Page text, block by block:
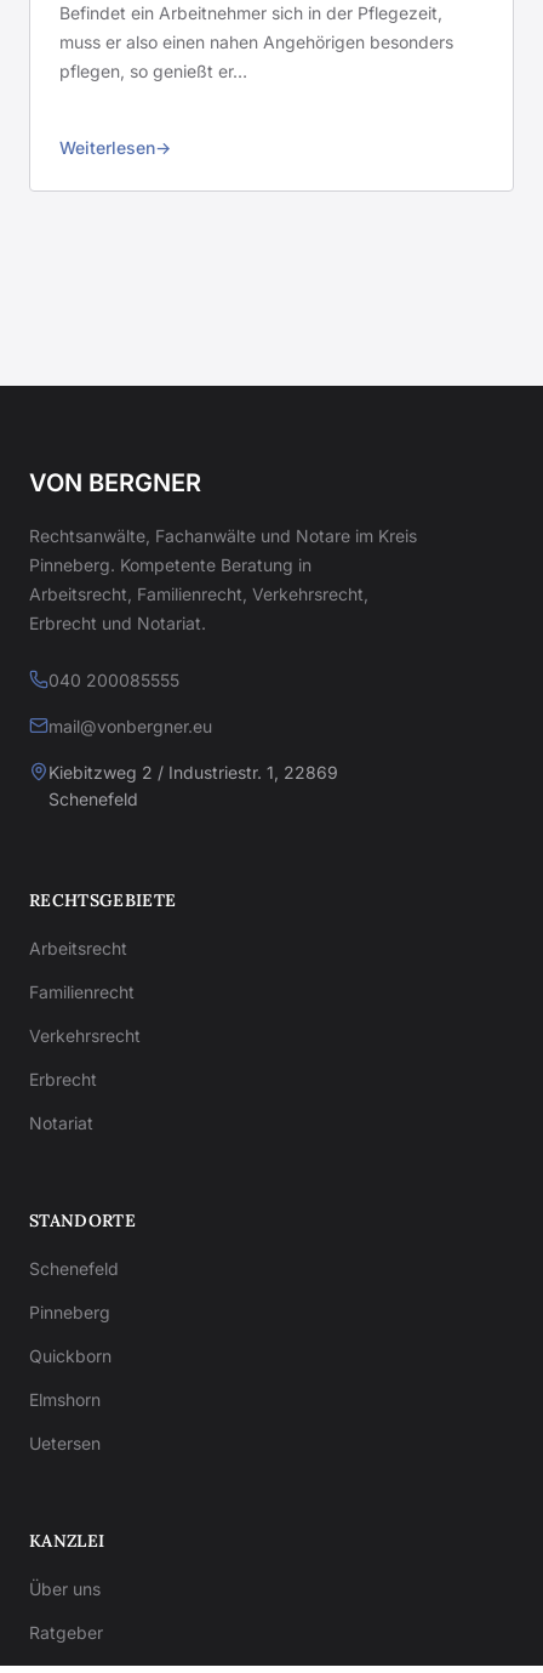
Befindet ein Arbeitnehmer sich in der Pflegezeit,
muss er also einen nahen Angehörigen besonders
pflegen, so genießt er…
Weiterlesen
VON BERGNER
Rechtsanwälte, Fachanwälte und Notare im Kreis
Pinneberg. Kompetente Beratung in
Arbeitsrecht, Familienrecht, Verkehrsrecht,
Erbrecht und Notariat.
040 200085555
mail@vonbergner.eu
Kiebitzweg 2 / Industriestr. 1, 22869
Schenefeld
RECHTSGEBIETE
Arbeitsrecht
Familienrecht
Verkehrsrecht
Erbrecht
Notariat
STANDORTE
Schenefeld
Pinneberg
Quickborn
Elmshorn
Uetersen
KANZLEI
Über uns
Ratgeber